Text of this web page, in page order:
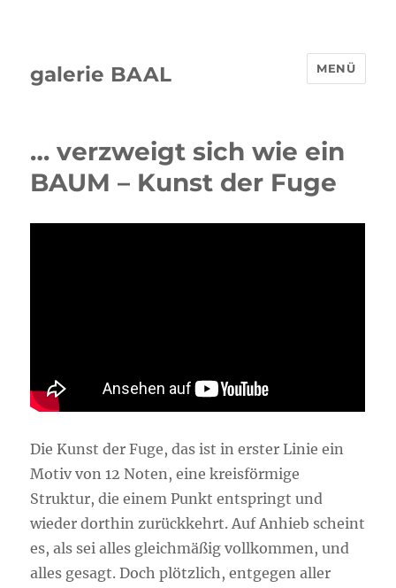
galerie BAAL MENÜ
… verzweigt sich wie ein
BAUM – Kunst der Fuge
Die Kunst der Fuge, das ist in erster Linie ein
Motiv von 12 Noten, eine kreisförmige
Struktur, die einem Punkt entspringt und
wieder dorthin zurückkehrt. Auf Anhieb scheint
es, als sei alles gleichmäßig vollkommen, und
alles gesagt. Doch plötzlich, entgegen aller